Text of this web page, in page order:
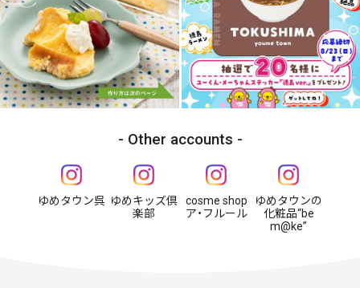
Other accounts
ゆめタウン呉 ゆめキッズ倶
楽部
cosme shop
ア・フルール
ゆめタウンの
化粧品“be
m@ke”